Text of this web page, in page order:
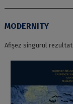
MODERNITY
Afișez singurul rezultat